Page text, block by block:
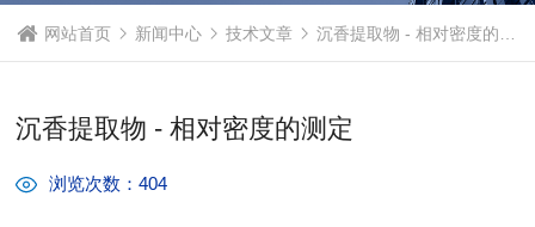
网站首页 新闻中心 技术文章 沉香提取物 - 相对密度的测定
沉香提取物 - 相对密度的测定
浏览次数：404